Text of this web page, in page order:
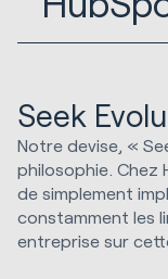
Seek
Notre devise, «
philosophie. Chez
de simplement
constamment les
entreprise sur